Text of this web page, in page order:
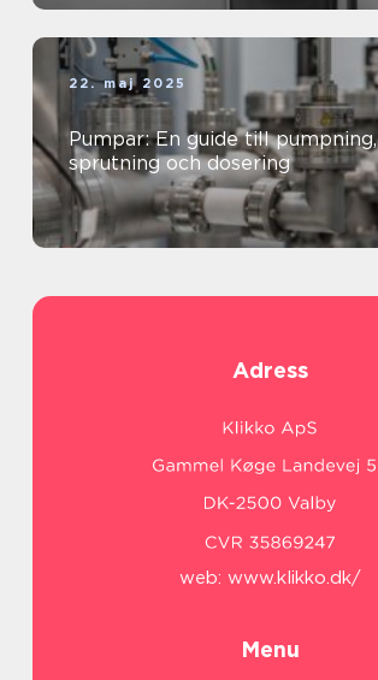
22. maj 2025
Pumpar: En guide till pumpning,
sprutning och dosering
Adress
web: www.klikko.dk/
Menu